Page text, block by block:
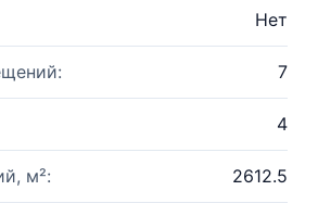
Нет
7
4
м²: 2612.5